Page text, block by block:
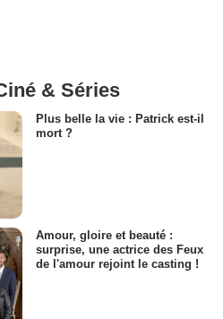
& Séries
Plus belle la vie : Patrick est-il
mort ?
Amour, gloire et beauté :
surprise, une actrice des Feux
de l'amour rejoint le casting !